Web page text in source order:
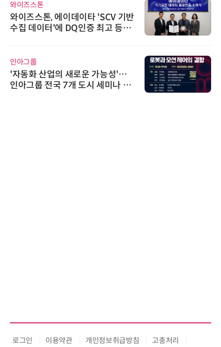
와이즈스톤
와이즈스톤, 에이데이타 'SCV 기반
수집 데이터'에 DQ인증 최고 등급
인아그룹
'자동화 산업의 새로운 가능성'…
인아그룹 전국 7개 도시 세미나 페
로그인 이용약관 개인정보취급방침 고충처리